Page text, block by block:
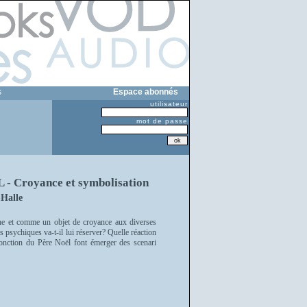
Espace abonnés
utilisateur
mot de passe
- Croyance et symbolisation
et comme un objet de croyance aux diverses
psychiques va-t-il lui réserver? Quelle réaction
du Père Noël font émerger des scenari